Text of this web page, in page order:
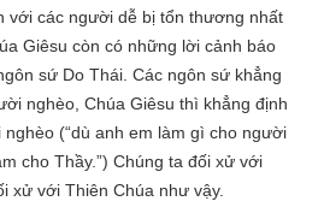
với các người dễ bị tổn thương nhất
Giêsu còn có những lời cảnh báo
sứ Do Thái. Các ngôn sứ khẳng
nghèo, Chúa Giêsu thì khẳng định
(“dù anh em làm gì cho người
cho Thầy.”) Chúng ta đối xử với
xử với Thiên Chúa như vậy.